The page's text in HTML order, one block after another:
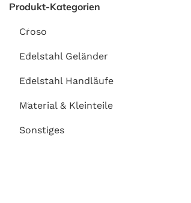
Produkt-Kategorien
Croso
Edelstahl Geländer
Edelstahl Handläufe
Material & Kleinteile
Sonstiges